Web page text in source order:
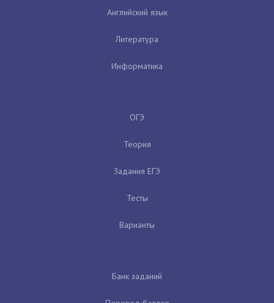
Английский язык
Литература
Информатика
ОГЭ
Теория
Задания ЕГЭ
Тесты
Варианты
Банк заданий